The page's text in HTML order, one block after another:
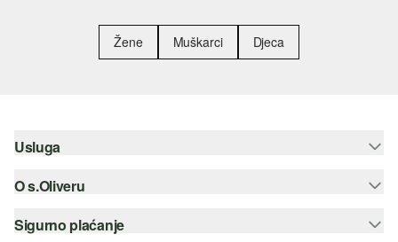
Žene Muškarci Djeca
Usluga
Pomoć i česta pitanja
Savjetovanje o veličinama
O s.Oliveru
Newsletter
Sigurno plaćanje